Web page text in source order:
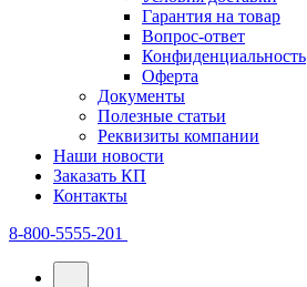
Гарантия на товар
Вопрос-ответ
Конфиденциальность
Оферта
Документы
Полезные статьи
Реквизиты компании
Наши новости
Заказать КП
Контакты
8-800-5555-201